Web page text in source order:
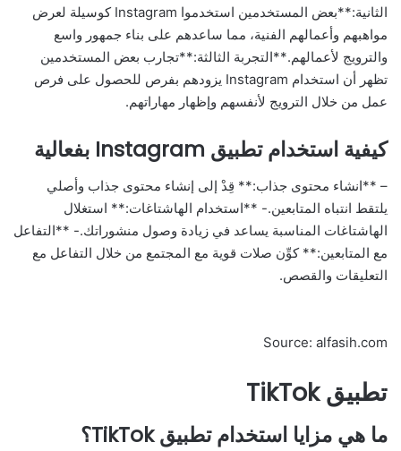
الثانية:**بعض المستخدمين استخدموا Instagram كوسيلة لعرض
مواهبهم وأعمالهم الفنية، مما ساعدهم على بناء جمهور واسع
والترويج لأعمالهم.**التجربة الثالثة:**تجارب بعض المستخدمين
تظهر أن استخدام Instagram يزودهم بفرص للحصول على فرص
عمل من خلال الترويج لأنفسهم وإظهار مهاراتهم.
كيفية استخدام تطبيق Instagram بفعالية
– **انشاء محتوى جذاب:** قِدْ إلى إنشاء محتوى جذاب وأصلي
يلتقط انتباه المتابعين.- **استخدام الهاشتاغات:** استغلال
الهاشتاغات المناسبة يساعد في زيادة وصول منشوراتك.- **التفاعل
مع المتابعين:** كوِّن صلات قوية مع المجتمع من خلال التفاعل مع
التعليقات والقصص.
Source: alfasih.com
تطبيق TikTok
ما هي مزايا استخدام تطبيق TikTok؟